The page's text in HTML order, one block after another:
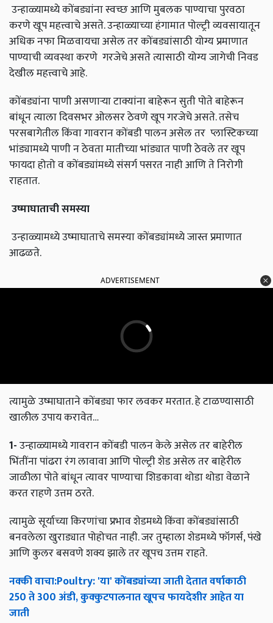
उन्हाळ्यामध्ये कोंबड्यांना स्वच्छ आणि मुबलक पाण्याचा पुरवठा
करणे खूप महत्त्वाचे असते. उन्हाळ्याच्या हंगामात पोल्ट्री व्यवसायातून
अधिक नफा मिळवायचा असेल तर कोंबड्यांसाठी योग्य प्रमाणात
पाण्याची व्यवस्था करणे गरजेचे असते त्यासाठी योग्य जागेची निवड
देखील महत्त्वाचे आहे.
कोंबड्यांना पाणी असणाऱ्या टाक्यांना बाहेरून सुती पोते बाहेरून
बांधून त्याला दिवसभर ओलसर ठेवणे खूप गरजेचे असते. तसेच
परसबागेतील किंवा गावरान कोंबडी पालन असेल तर प्लास्टिकच्या
भांड्यामध्ये पाणी न ठेवता मातीच्या भांड्यात पाणी ठेवले तर खूप
फायदा होतो व कोंबड्यांमध्ये संसर्ग पसरत नाही आणि ते निरोगी
राहतात.
उष्माघाताचीसमस्या
उन्हाळ्यामध्ये उष्माघाताचे समस्या कोंबड्यांमध्ये जास्त प्रमाणात
आढळते.
ADVERTISEMENT
त्यामुळे उष्माघाताने कोंबड्या फार लवकर मरतात. हे टाळण्यासाठी
खालील उपाय करावेत…
1-उन्हाळ्यामध्ये गावरान कोंबडी पालन केले असेल तर बाहेरील
भिंतींना पांढरा रंग लावावा आणि पोल्ट्री शेड असेल तर बाहेरील
जाळीला पोते बांधून त्यावर पाण्याचा शिडकावा थोडा थोडा वेळाने
करत राहणे उत्तम ठरते.
त्यामुळे सूर्याच्या किरणांचा प्रभाव शेडमध्ये किंवा कोंबड्यांसाठी
बनवलेला खुराड्यात पोहोचत नाही. जर तुम्हाला शेडमध्ये फॉगर्स, पंखे
आणि कुलर बसवणे शक्य झाले तर खूपच उत्तम राहते.
नक्कीवाचा:Poultry: 'या'कोंबड्यांच्याजातीदेतातवर्षाकाठी
250ते300अंडी,कुक्कुटपालनातखूपचफायदेशीरआहेतया
जाती